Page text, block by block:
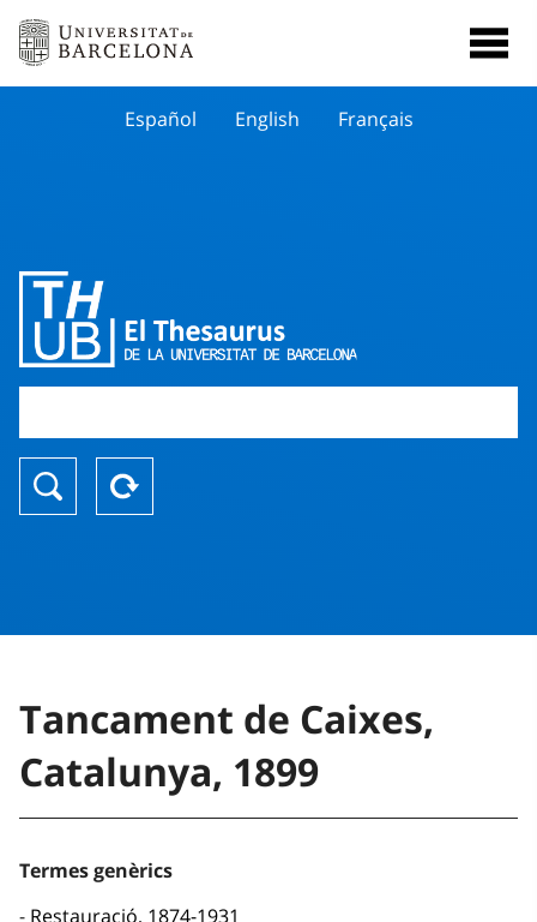
Español English Français
Tancament de Caixes,
Catalunya, 1899
Termes genèrics
Restauració, 1874-1931